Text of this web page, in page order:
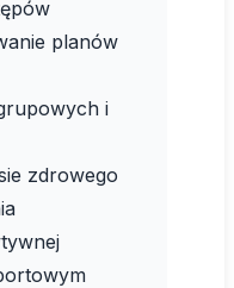
planów
i
zdrowego